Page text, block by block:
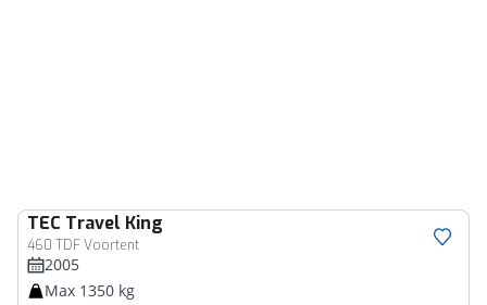
TEC Travel King
460 TDF Voortent
2005
Max 1350 kg